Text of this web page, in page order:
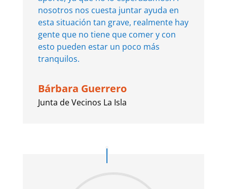
nosotros nos cuesta juntar ayuda en
esta situación tan grave, realmente hay
gente que no tiene que comer y con
esto pueden estar un poco más
tranquilos.
Bárbara Guerrero
Junta de Vecinos La Isla